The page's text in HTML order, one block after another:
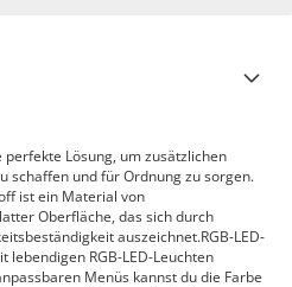
Lösung, um zusätzlichen
schaffen und für Ordnung zu sorgen.
ist ein Material von
Oberfläche, das sich durch
auszeichnet.RGB-LED-
lebendigen RGB-LED-Leuchten
Menüs kannst du die Farbe